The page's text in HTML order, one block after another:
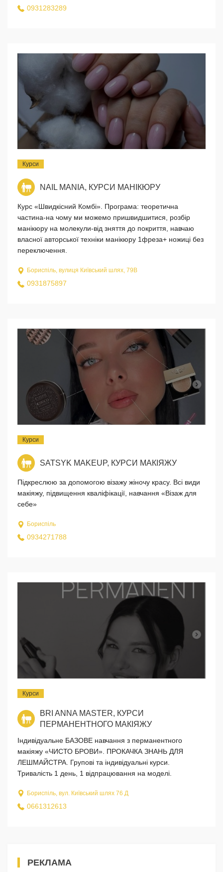
0931283289
Курси
NAIL MANIA, КУРСИ МАНІКЮРУ
Курс «Швидкісний Комбі». Програма: теоретична
частина-на чому ми можемо пришвидшитися, розбір
манікюру на молекули-від зняття до покриття, навчаю
власної авторської техніки манікюру 1фреза+ ножиці без
переключення.
Бориспіль, вулиця Київський шлях, 79В
0931875897
Курси
SATSYK MAKEUP, КУРСИ МАКІЯЖУ
Підкреслюю за допомогою візажу жіночу красу. Всі види
макіяжу, підвищення кваліфікації, навчання «Візаж для
себе»
Бориспіль
0934271788
Курси
BRI ANNA MASTER, КУРСИ
ПЕРМАНЕНТНОГО МАКІЯЖУ
Індивідуальне БАЗОВЕ навчання з перманентного
макіяжу «ЧИСТО БРОВИ». ПРОКАЧКА ЗНАНЬ ДЛЯ
ЛЕШМАЙСТРА. Групові та індивідуальні курси.
Тривалість 1 день, 1 відпрацювання на моделі.
Бориспіль, вул. Київський шлях 76 Д
0661312613
РЕКЛАМА